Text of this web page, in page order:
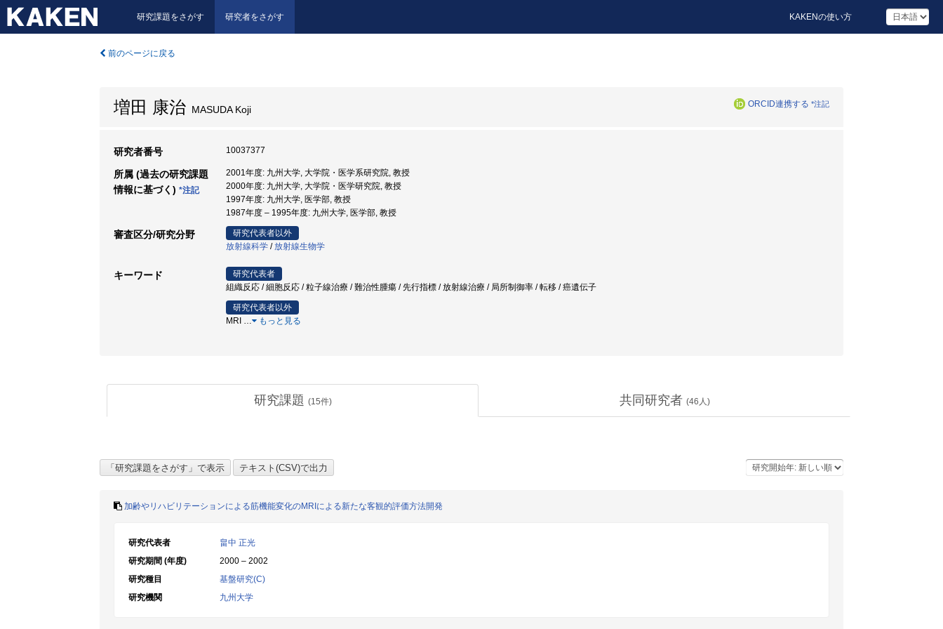
研究課題をさがす 研究者をさがす KAKENの使い方
前のページに戻る
増田 康治 MASUDA Koji ORCID連携する *注記
研究者番号 10037377
所属 (過去の研究課題
情報に基づく) *注記
2001年度: 九州大学, 大学院・医学系研究院, 教授
2000年度: 九州大学, 大学院・医学研究院, 教授
1997年度: 九州大学, 医学部, 教授
1987年度 – 1995年度: 九州大学, 医学部, 教授
審査区分/研究分野
研究代表者以外
放射線科学 /放射線生物学
キーワード
研究代表者
組織反応 / 細胞反応 / 粒子線治療 / 難治性腫瘍 / 先行指標 / 放射線治療 / 局所制御率 / 転移 / 癌遺伝子
研究代表者以外
MRI … もっと見る
研究課題 (15件) 共同研究者 (46 人)
加齢やリハビリテーションによる筋機能変化のMRIによる新たな客観的評価方法開発
研究代表者
畠中 正光
研究期間 (年度)
2000 – 2002
研究種目
基盤研究(C)
研究機関
九州大学